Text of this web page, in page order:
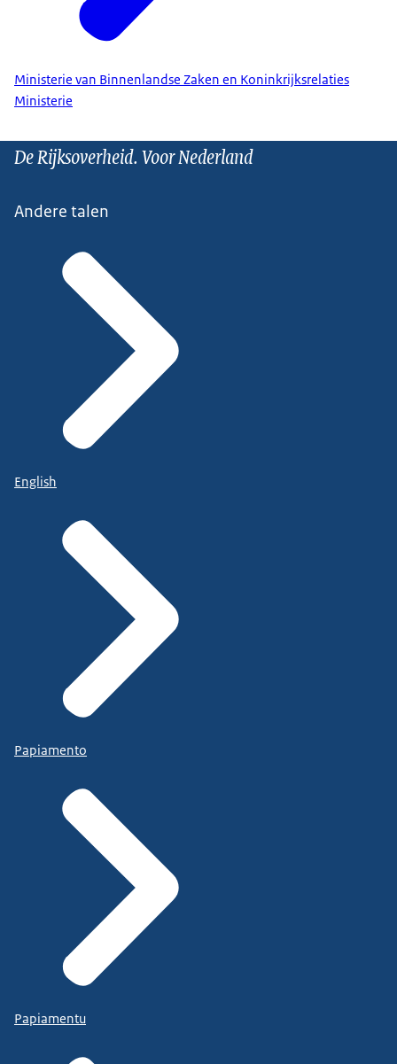
Ministerie van Binnenlandse Zaken en Koninkrijksrelaties
Ministerie
De Rijksoverheid. Voor Nederland
Andere talen
English
Papiamento
Papiamentu